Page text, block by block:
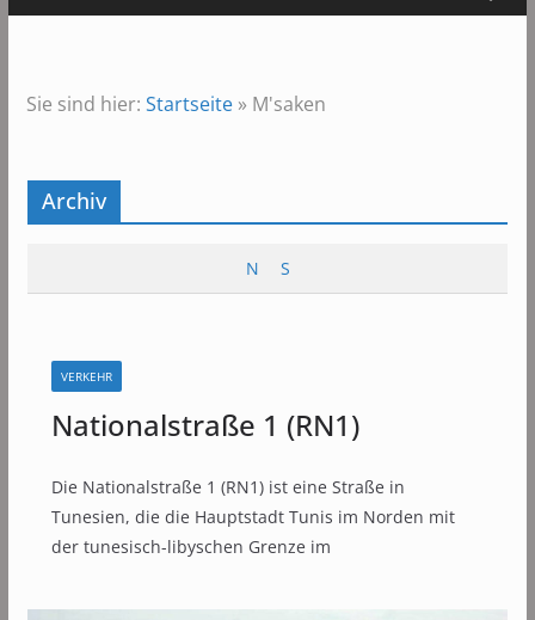
Sie sind hier: Startseite» M'saken
Archiv
N S
VERKEHR
Nationalstraße 1 (RN1)
Die Nationalstraße 1 (RN1) ist eine Straße in
Tunesien, die die Hauptstadt Tunis im Norden mit
der tunesisch-libyschen Grenze im